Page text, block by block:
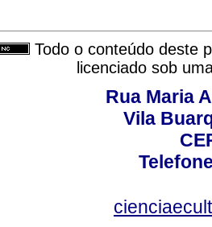
Todo o conteúdo deste
licenciado sob
Rua Maria
Vila